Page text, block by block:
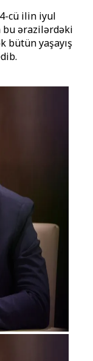
cü ilin iyul
bu ərazilərdəki
bütün yaşayış